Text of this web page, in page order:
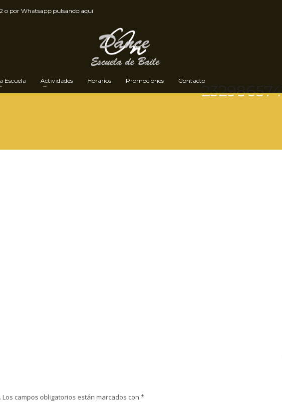
o por Whatsapp pulsando aquí
Escuela Actividades Horarios Promociones Contacto
Los campos obligatorios están marcados con *